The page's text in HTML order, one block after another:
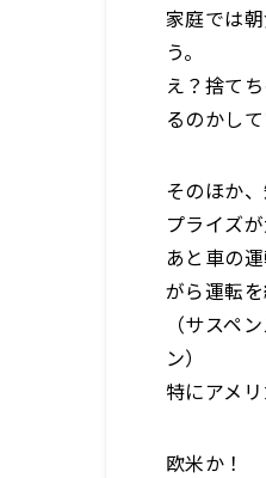
家庭では
う。
え？捨て
るのかし
そのほか
プライズ
あと車の
がら運転
（サスペ
ン）
特にアメ
欧米か！